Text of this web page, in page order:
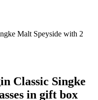
Malt Speyside with 2
Classic Singke
in gift box